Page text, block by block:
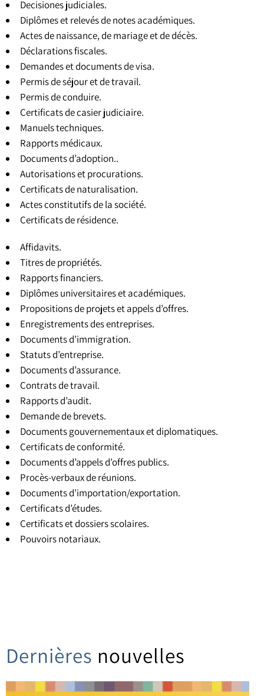
Decisiones judiciales.
Diplômes et relevés de notes académiques.
Actes de naissance, de mariage et de décès.
Déclarations fiscales.
Demandes et documents de visa.
Permis de séjour et de travail.
Permis de conduire.
Certificats de casier judiciaire.
Manuels techniques.
Rapports médicaux.
Documents d’adoption..
Autorisations et procurations.
Certificats de naturalisation.
Actes constitutifs de la société.
Certificats de résidence.
Affidavits.
Titres de propriétés.
Rapports financiers.
Diplômes universitaires et académiques.
Propositions de projets et appels d’offres.
Enregistrements des entreprises.
Documents d’immigration.
Statuts d’entreprise.
Documents d’assurance.
Contrats de travail.
Rapports d’audit.
Demande de brevets.
Documents gouvernementaux et diplomatiques.
Certificats de conformité.
Documents d’appels d’offres publics.
Procès-verbaux de réunions.
Documents d’importation/exportation.
Certificats d’études.
Certificats et dossiers scolaires.
Pouvoirs notariaux.
Dernières nouvelles